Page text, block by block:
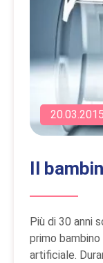
20.03.2015
Il
Più di 30 anni
primo
artificiale.